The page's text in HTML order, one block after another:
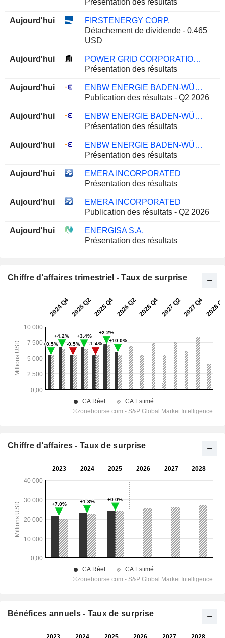
Aujourd'hui
FIRSTENERGY CORP.
Détachement de dividende - 0.465
USD
Aujourd'hui
POWER GRID CORPORATION OF INDIA LIMITED
Présentation des résultats
Aujourd'hui
ENBW ENERGIE BADEN-WÜRTTEMBERG AG
Publication des résultats - Q2 2026
Aujourd'hui
ENBW ENERGIE BADEN-WÜRTTEMBERG AG
Présentation des résultats
Aujourd'hui
ENBW ENERGIE BADEN-WÜRTTEMBERG AG
Présentation des résultats
Aujourd'hui
EMERA INCORPORATED
Présentation des résultats
Aujourd'hui
EMERA INCORPORATED
Publication des résultats - Q2 2026
Aujourd'hui
ENERGISA S.A.
Présentation des résultats
Chiffre d'affaires trimestriel - Taux de surprise
Chiffre d'affaires - Taux de surprise
Bénéfices annuels - Taux de surprise